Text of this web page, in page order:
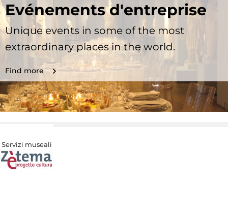
Evénements d'entreprise
Unique events in some of the most
extraordinary places in the world.
Find more
Servizi museali